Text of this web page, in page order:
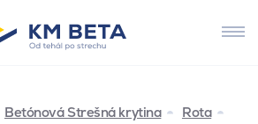
Betónová Strešná krytina
Rota